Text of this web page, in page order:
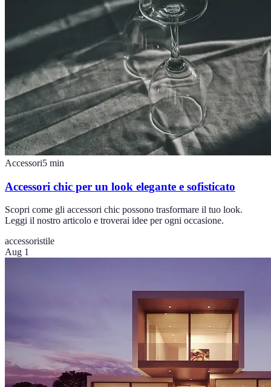
Accessori5 min
Accessori chic per un look elegante e sofisticato
Scopri come gli accessori chic possono trasformare il tuo look.
Leggi il nostro articolo e troverai idee per ogni occasione.
accessoristile
Aug 1